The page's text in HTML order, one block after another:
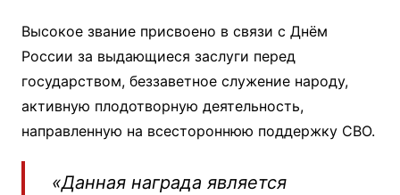
Высокое звание присвоено в связи с Днём
России за выдающиеся заслуги перед
государством, беззаветное служение народу,
активную плодотворную деятельность,
направленную на всестороннюю поддержку СВО.
«Данная награда является